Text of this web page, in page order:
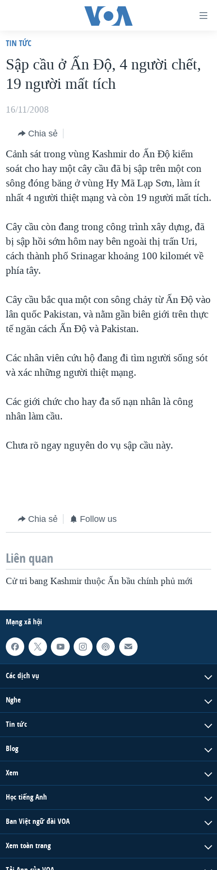
truy
cập
Tới
dung
chính
điều
hướng
chính
Đi
"Tìm"
VIỆT NAM
HOA KỲ
BIỂN ĐÔNG
BLOG
DIỄN ĐÀN
MỤC
TỰ DO BÁO CHÍ
NGƯỜI VIỆT HẢI NGOẠI
ĐỜI SỐNG
SỨC KHOẺ
VĂN HOÁ
THỂ THAO
CHUYÊN ĐỀ
HÀNH TRÌNH BẦU CỬ 2024
MỘT NĂM CHIẾN TRANH TẠI DẢI GAZA
GIẢI MÃ VÀNH ĐAI & CON ĐƯỜNG
TRỊNH VĨNH BÌNH - NGƯỜI HẠ 'BÊN THẮNG CUỘC'
GROUND ZERO – XƯA VÀ NAY
CÁC GIÁ TRỊ CỘNG HÒA Ở VIỆT NAM
THƯỢNG ĐỈNH TRUMP-KIM TẠI VIỆT NAM
NGƯ DÂN VIỆT VÀ LÀN SÓNG TRỘM HẢI SÂM
QUAN HỆ VIỆT MỸ
VIDEO
NGHE
MẠNG XÃ HỘI
Ngôn ngữ khác
TIN TỨC
Sập cầu ở Ấn Ðộ, 4 người chết,
19 người mất tích
16/11/2008
Chia sẻ
Cảnh sát trong vùng Kashmir do Ấn Độ kiểm
soát cho hay một cây cầu đã bị sập trên một con
sông đóng băng ở vùng Hy Mã Lạp Sơn, làm ít
nhất 4 người thiệt mạng và còn 19 người mất tích.
Cây cầu còn đang trong công trình xây dựng, đã
bị sập hồi sớm hôm nay bên ngoài thị trấn Uri,
cách thành phố Srinagar khoảng 100 kilomét về
phía tây.
Cây cầu bắc qua một con sông chảy từ Ấn Độ vào
lân quốc Pakistan, và nằm gần biên giới trên thực
tế ngăn cách Ấn Độ và Pakistan.
Các nhân viên cứu hộ đang đi tìm người sống sót
và xác những người thiệt mạng.
Các giới chức cho hay đa số nạn nhân là công
nhân làm cầu.
Chưa rõ ngay nguyên do vụ sập cầu này.
Chia sẻ Follow us
Liên quan
Cử tri bang Kashmir thuộc Ấn bầu chính phủ mới
Mạng xã hội
Các dịch vụ
Nghe
Tin tức
Blog
Xem
Học tiếng Anh
Ban Việt ngữ đài VOA
Xem toàn trang